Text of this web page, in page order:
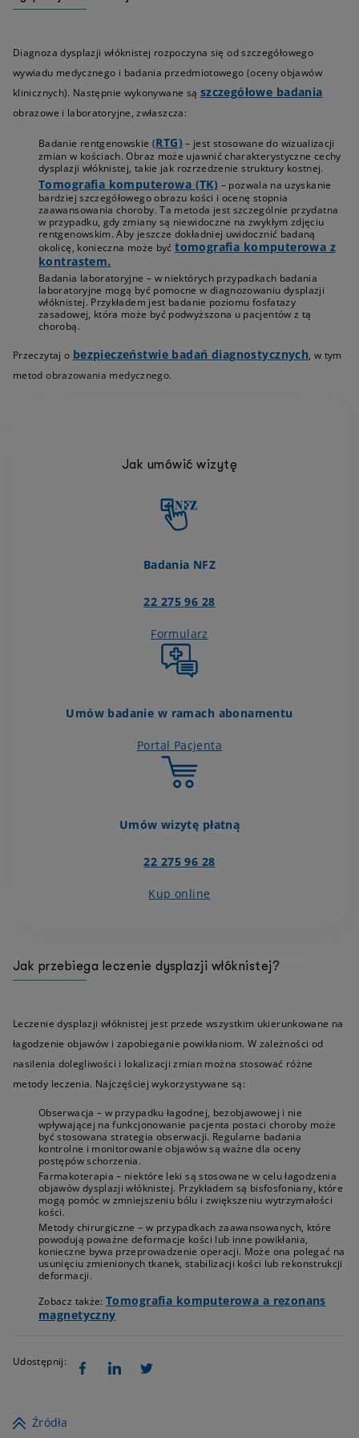
Diagnoza dysplazji włóknistej rozpoczyna się od szczegółowego
wywiadu medycznego i badania przedmiotowego (oceny objawów
klinicznych). Następnie wykonywane są szczegółowe badania
obrazowe i laboratoryjne, zwłaszcza:
Badanie rentgenowskie (RTG) – jest stosowane do wizualizacji
zmian w kościach. Obraz może ujawnić charakterystyczne cechy
dysplazji włóknistej, takie jak rozrzedzenie struktury kostnej.
Tomografia komputerowa (TK) – pozwala na uzyskanie
bardziej szczegółowego obrazu kości i ocenę stopnia
zaawansowania choroby. Ta metoda jest szczególnie przydatna
w przypadku, gdy zmiany są niewidoczne na zwykłym zdjęciu
rentgenowskim. Aby jeszcze dokładniej uwidocznić badaną
okolicę, konieczna może byćtomografia komputerowa z
kontrastem.
Badania laboratoryjne – w niektórych przypadkach badania
laboratoryjne mogą być pomocne w diagnozowaniu dysplazji
włóknistej. Przykładem jest badanie poziomu fosfatazy
zasadowej, która może być podwyższona u pacjentów z tą
chorobą.
Przeczytaj o bezpieczeństwie badań diagnostycznych, w tym
metod obrazowania medycznego.
Jak umówić wizytę
Badania NFZ
22 275 96 28
Formularz
Umów badanie w ramach abonamentu
Portal Pacjenta
Umów wizytę płatną
22 275 96 28
Kup online
Jak przebiega leczenie dysplazji włóknistej?
Leczenie dysplazji włóknistej jest przede wszystkim ukierunkowane na
łagodzenie objawów i zapobieganie powikłaniom. W zależności od
nasilenia dolegliwości i lokalizacji zmian można stosować różne
metody leczenia. Najczęściej wykorzystywane są:
Obserwacja – w przypadku łagodnej, bezobjawowej i nie
wpływającej na funkcjonowanie pacjenta postaci choroby może
być stosowana strategia obserwacji. Regularne badania
kontrolne i monitorowanie objawów są ważne dla oceny
postępów schorzenia.
Farmakoterapia – niektóre leki są stosowane w celu łagodzenia
objawów dysplazji włóknistej. Przykładem są bisfosfoniany, które
mogą pomóc w zmniejszeniu bólu i zwiększeniu wytrzymałości
kości.
Metody chirurgiczne – w przypadkach zaawansowanych, które
powodują poważne deformacje kości lub inne powikłania,
konieczne bywa przeprowadzenie operacji. Może ona polegać na
usunięciu zmienionych tkanek, stabilizacji kości lub rekonstrukcji
deformacji.
Zobacz także:Tomografia komputerowa a rezonans
magnetyczny
Udostępnij:
Źródła